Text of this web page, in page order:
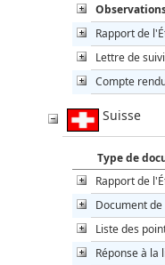
Rapport de
Lettre de
Compte
Suisse
Type de
Rapport de
Document
Liste des
Réponse à